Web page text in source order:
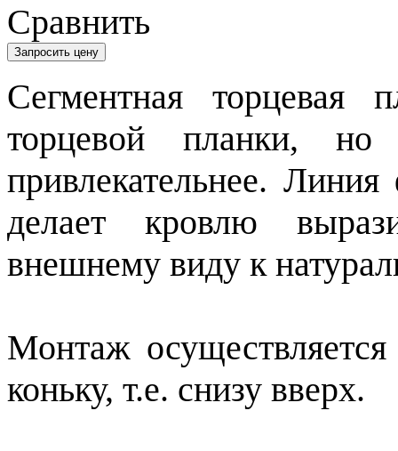
Сравнить
Запросить цену
Сегментная торцевая
торцевой планки,
привлекательнее.
делает кровлю
внешнему виду к
Монтаж
коньку, т.е. снизу вверх.